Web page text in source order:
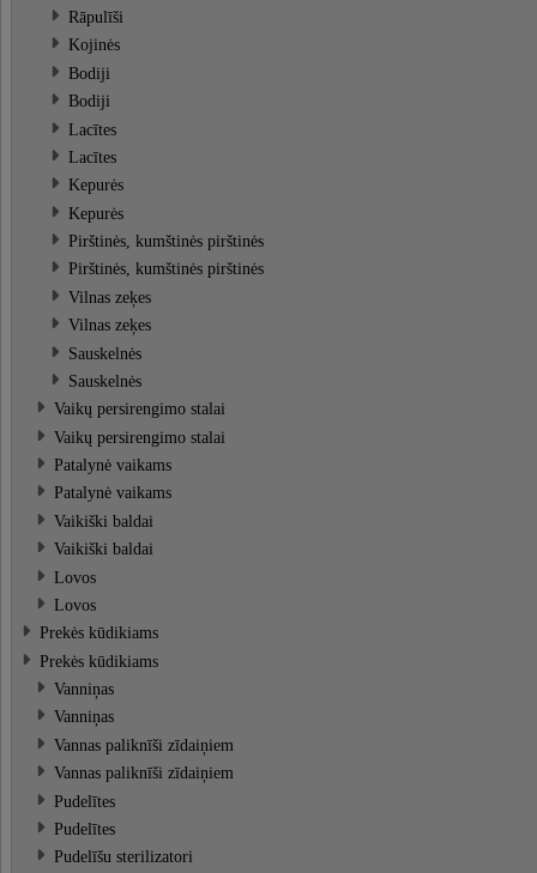
Rāpulīši
Kojinės
Bodiji
Bodiji
Lacītes
Lacītes
Kepurės
Kepurės
Pirštinės, kumštinės pirštinės
Pirštinės, kumštinės pirštinės
Vilnas zeķes
Vilnas zeķes
Sauskelnės
Sauskelnės
Vaikų persirengimo stalai
Vaikų persirengimo stalai
Patalynė vaikams
Patalynė vaikams
Vaikiški baldai
Vaikiški baldai
Lovos
Lovos
Prekės kūdikiams
Prekės kūdikiams
Vanniņas
Vanniņas
Vannas paliknīši zīdaiņiem
Vannas paliknīši zīdaiņiem
Pudelītes
Pudelītes
Pudelīšu sterilizatori